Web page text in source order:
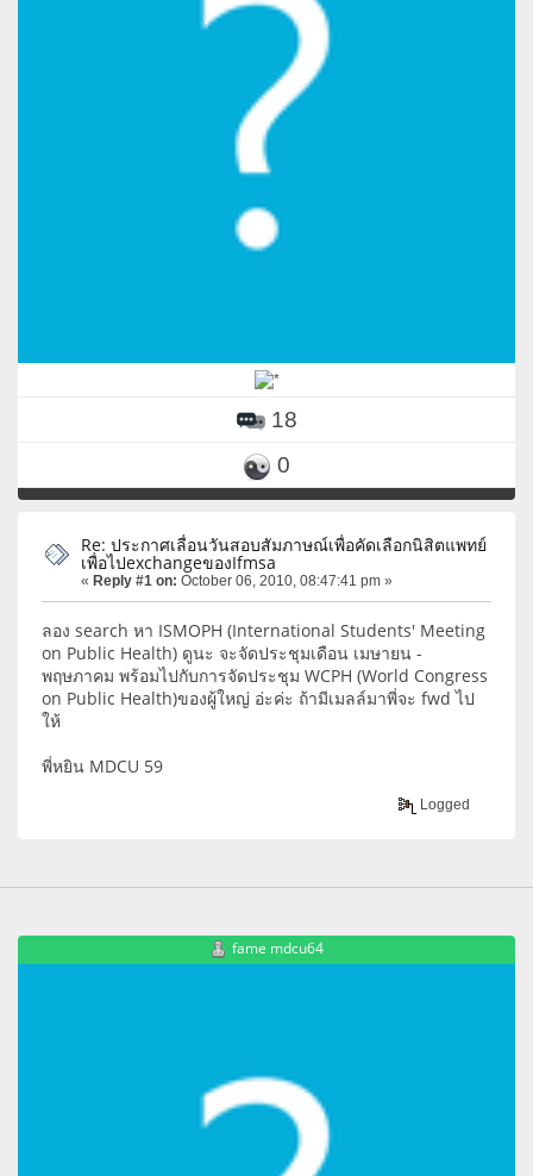
18
0
Re: ประกาศเลื่อนวันสอบสัมภาษณ์เพื่อคัดเลือกนิสิตแพทย์
เพื่อไปexchangeของIfmsa
« Reply #1 on: October 06, 2010, 08:47:41 pm »
ลอง search หา ISMOPH (International Students' Meeting
on Public Health) ดูนะ จะจัดประชุมเดือน เมษายน -
พฤษภาคม พร้อมไปกับการจัดประชุม WCPH (World Congress
on Public Health)ของผู้ใหญ่ อ่ะค่ะ ถ้ามีเมลล์มาพี่จะ fwd ไป
ให้
พี่หยิน MDCU 59
Logged
fame mdcu64